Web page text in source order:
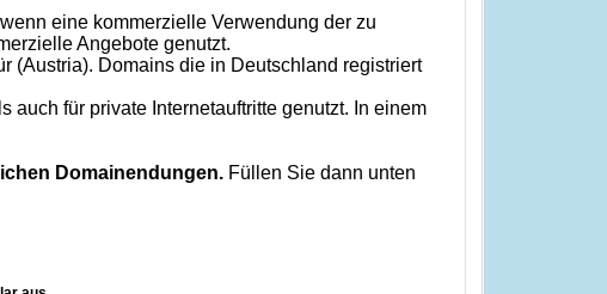
eine kommerzielle Verwendung der zu
Angebote genutzt.
(Austria). Domains die in Deutschland registriert
für private Internetauftritte genutzt. In einem
Domainendungen. Füllen Sie dann unten